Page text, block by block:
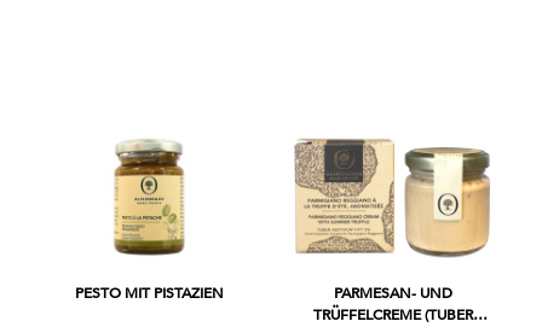
PESTO MIT PISTAZIEN
PARMESAN- UND
TRÜFFELCREME (TUBER